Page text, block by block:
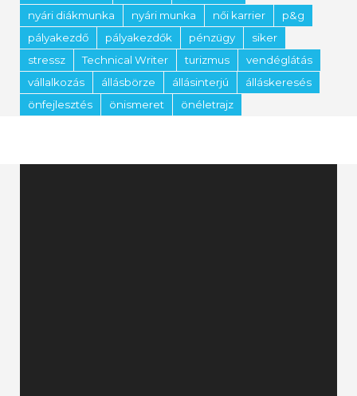
nyári diákmunka
nyári munka női karrier
p&g
pályakezdő
pályakezdők pénzügy
siker
stressz
Technical Writer turizmus
vendéglátás
vállalkozás
állásbörze állásinterjú
álláskeresés
önfejlesztés
önismeret önéletrajz